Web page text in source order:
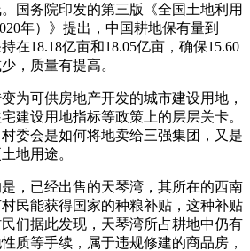
国务院印发的第三版《全国土地利用
年）》提出，中国耕地保有量到
在18.18亿亩和18.05亿亩，确保15.60
，质量有提高。
可供房地产开发的城市建设用地，
建设用地指标等政策上的层层关卡。
委会是如何将地卖给三强集团，又是
地用途。
已经出售的天琴湾，其所在的西南
民能获得国家的种粮补贴，这种补贴
们据此发现，天琴湾所占耕地中仍有
质等手续，属于违规修建的商品房，